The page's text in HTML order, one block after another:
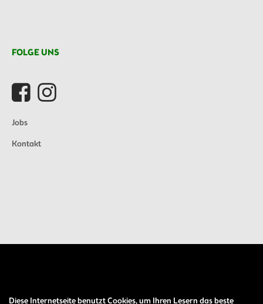
FOLGE UNS
Jobs
Kontakt
Diese Internetseite benutzt Cookies, um Ihren Lesern das beste